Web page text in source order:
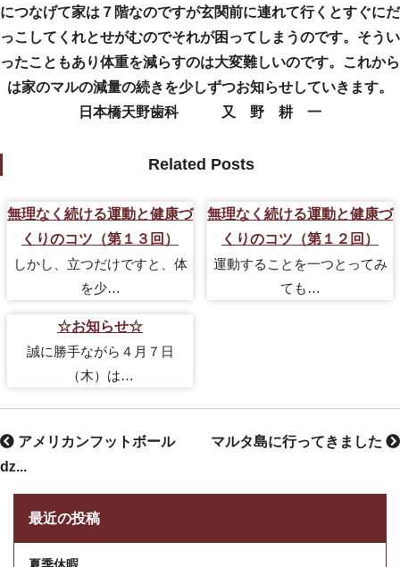
につなげて家は７階なのですが玄関前に連れて行くとすぐにだ
っこしてくれとせがむのでそれが困ってしまうのです。そうい
ったこともあり体重を減らすのは大変難しいのです。これから
は家のマルの減量の続きを少しずつお知らせしていきます。
日本橋天野歯科 又 野 耕 一
Related Posts
無理なく続ける運動と健康づ
くりのコツ（第１３回）
しかし、立つだけですと、体
を少…
無理なく続ける運動と健康づ
くりのコツ（第１２回）
運動することを一つとってみ
ても…
☆お知らせ☆
誠に勝手ながら４月７日
（木）は…
マルタ島に行ってきました
アメリカンフットボール
ǳ...
最近の投稿
夏季休暇